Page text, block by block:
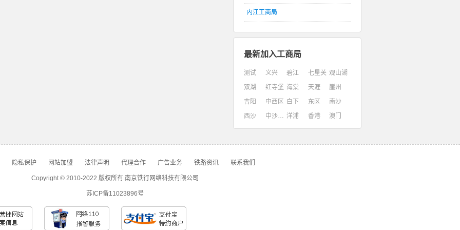
内江工商局
最新加入工商局
测试 义兴 碧江 七星关 观山湖
双湖
红寺堡 海棠 天涯
崖州
吉阳
中西区 白下 东区
南沙
西沙
中沙群岛 洋浦 香港 澳门
隐私保护 网站加盟 法律声明 代理合作 广告业务 铁路资讯 联系我们
Copyright © 2010-2022 版权所有.南京铁行网络科技有限公司
苏ICP备11023896号